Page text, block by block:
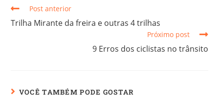
Post anterior
Trilha Mirante da freira e outras 4 trilhas
Próximo post
9 Erros dos ciclistas no trânsito
VOCÊ TAMBÉM PODE GOSTAR